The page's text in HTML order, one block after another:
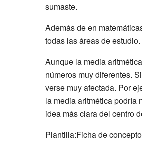
sumaste.
Además de en
todas las áreas de
Aunque la media
números muy diferentes.
verse muy afectada. Por
la media aritmética podría
idea más clara del centro
Plantilla:Ficha de concepto